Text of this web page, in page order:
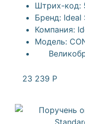
Штрих-код:
Бренд: Ideal
Компания:
Модель:
23 239 Р